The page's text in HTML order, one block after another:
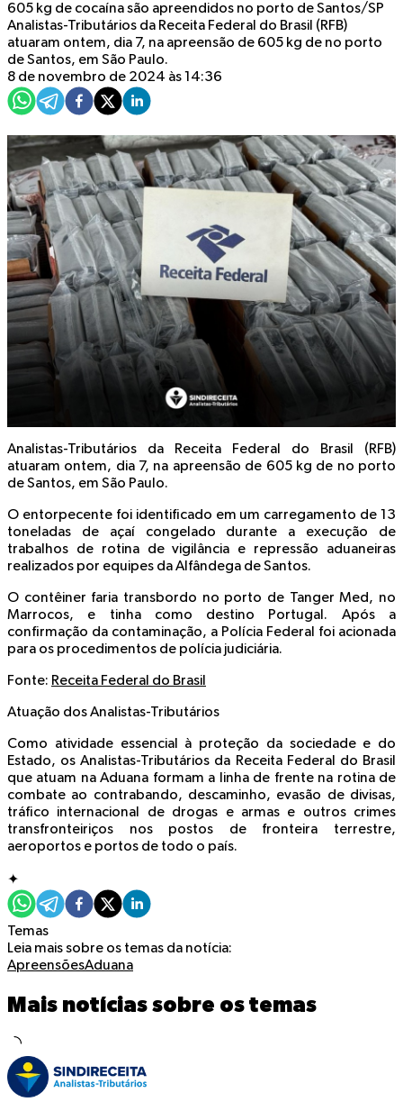
605 kg de cocaína são apreendidos no porto de Santos/SP
Analistas-Tributários da Receita Federal do Brasil (RFB)
atuaram ontem, dia 7, na apreensão de 605 kg de no porto
de Santos, em São Paulo.
8 de novembro de 2024 às 14:36
Analistas-Tributários da Receita Federal do Brasil (RFB)
atuaram ontem, dia 7, na apreensão de 605 kg de no porto
de Santos, em São Paulo.
O entorpecente foi identificado em um carregamento de 13
toneladas de açaí congelado durante a execução de
trabalhos de rotina de vigilância e repressão aduaneiras
realizados por equipes da Alfândega de Santos.
O contêiner faria transbordo no porto de Tanger Med, no
Marrocos, e tinha como destino Portugal. Após a
confirmação da contaminação, a Polícia Federal foi acionada
para os procedimentos de polícia judiciária.
Fonte: Receita Federal do Brasil
Atuação dos Analistas-Tributários
Como atividade essencial à proteção da sociedade e do
Estado, os Analistas-Tributários da Receita Federal do Brasil
que atuam na Aduana formam a linha de frente na rotina de
combate ao contrabando, descaminho, evasão de divisas,
tráfico internacional de drogas e armas e outros crimes
transfronteiriços nos postos de fronteira terrestre,
aeroportos e portos de todo o país.
✦
Temas
Leia mais sobre os temas da notícia:
ApreensõesAduana
Mais notícias sobre os temas